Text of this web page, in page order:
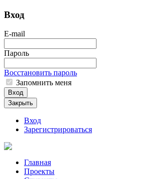
Вход
E-mail
Пароль
Восстановить пароль
Запомнить меня
Вход
Закрыть
Вход
Зарегистрироваться
Главная
Проекты